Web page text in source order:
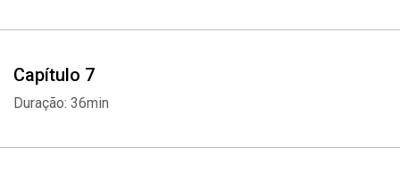
Capítulo 7
Duração: 36min